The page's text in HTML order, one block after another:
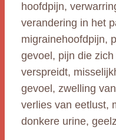
hoofdpijn,
verandering in het
migrainehoofdpijn,
gevoel, pijn die
verspreidt,
gevoel, zwelling
verlies van eetlust,
donkere urine,